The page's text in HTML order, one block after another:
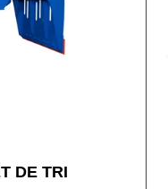
DE TRI